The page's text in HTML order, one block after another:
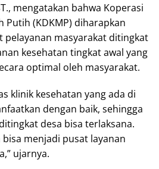
mengatakan bahwa Koperasi
Putih (KDKMP) diharapkan
pelayanan masyarakat ditingkat
kesehatan tingkat awal yang
optimal oleh masyarakat.
klinik kesehatan yang ada di
dengan baik, sehingga
desa bisa terlaksana.
menjadi pusat layanan
ujarnya.